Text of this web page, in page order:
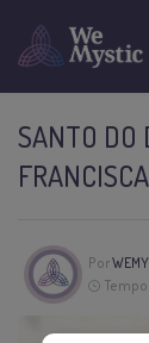
SANTO DO
Por